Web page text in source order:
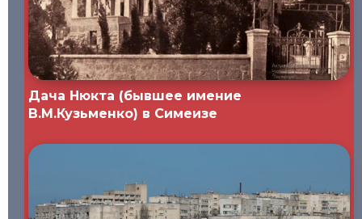
Дача Нюкта (бывшее имение
В.М.Кузьменко) в Симеизе